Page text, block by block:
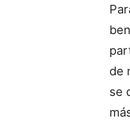
de
se